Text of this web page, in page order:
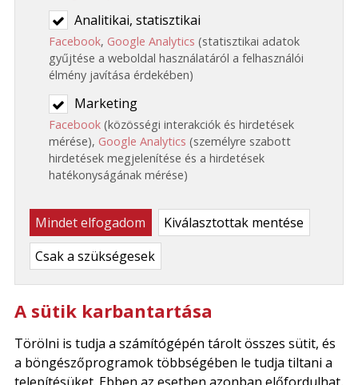
Analitikai, statisztikai
Facebook, Google Analytics (statisztikai adatok
gyűjtése a weboldal használatáról a felhasználói
élmény javítása érdekében)
Marketing
Facebook (közösségi interakciók és hirdetések
mérése), Google Analytics (személyre szabott
hirdetések megjelenítése és a hirdetések
hatékonyságának mérése)
Mindet elfogadom
Kiválasztottak mentése
Csak a szükségesek
A sütik karbantartása
Törölni is tudja a számítógépén tárolt összes sütit, és
a böngészőprogramok többségében le tudja tiltani a